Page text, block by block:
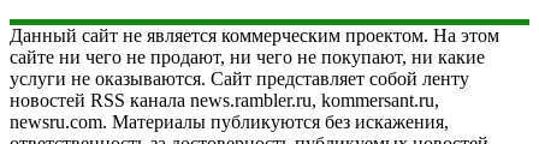
Данный сайт не является коммерческим проектом. На этом
сайте ни чего не продают, ни чего не покупают, ни какие
услуги не оказываются. Сайт представляет собой ленту
новостей RSS канала news.rambler.ru, kommersant.ru,
newsru.com. Материалы публикуются без искажения,